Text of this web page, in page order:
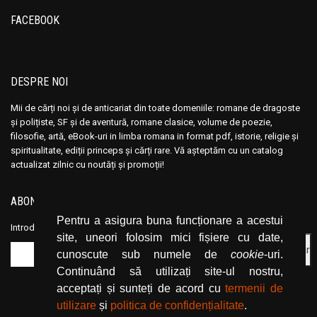
Pentru a asigura buna funcționare a acestui
site, uneori folosim mici fișiere cu date,
cunoscute sub numele de cookie-uri.
Continuând să utilizați site-ul nostru,
acceptați și sunteți de acord cutermenii de
utilizare și politica de confidențialitate.
Anais Nin
Anatolie Panis
Anca Dan
Andocide
Andre Bejin
Andre Castelot
Andre Leroi-Gourhan
Andre Malraux
Andre Maurois
Andre Miquel
Andre Theuriet
Anais Nin
Anatolie Panis
Anca Dan
Andocide
Andre Bejin
Andre Castelot
Andre Leroi-Gourhan
Andre Malraux
Andre Maurois
Andre Miquel
Andre Theuriet
FACEBOOK
DESPRE NOI
Mii de cărți noi și de anticariat din toate domeniile: romane de dragoste
și polițiste, SF și de aventură, romane clasice, volume de poezie,
filosofie, artă, eBook-uri in limba romana in format pdf, istorie, religie și
spiritualitate, ediții princeps și cărți rare. Vă așteptăm cu un catalog
actualizat zilnic cu noutăți și promoții!
ABONEAZĂ-TE LA NEWSLETTER
Introduceți adresa dvs. de email și dați click pe butonul de abonare.